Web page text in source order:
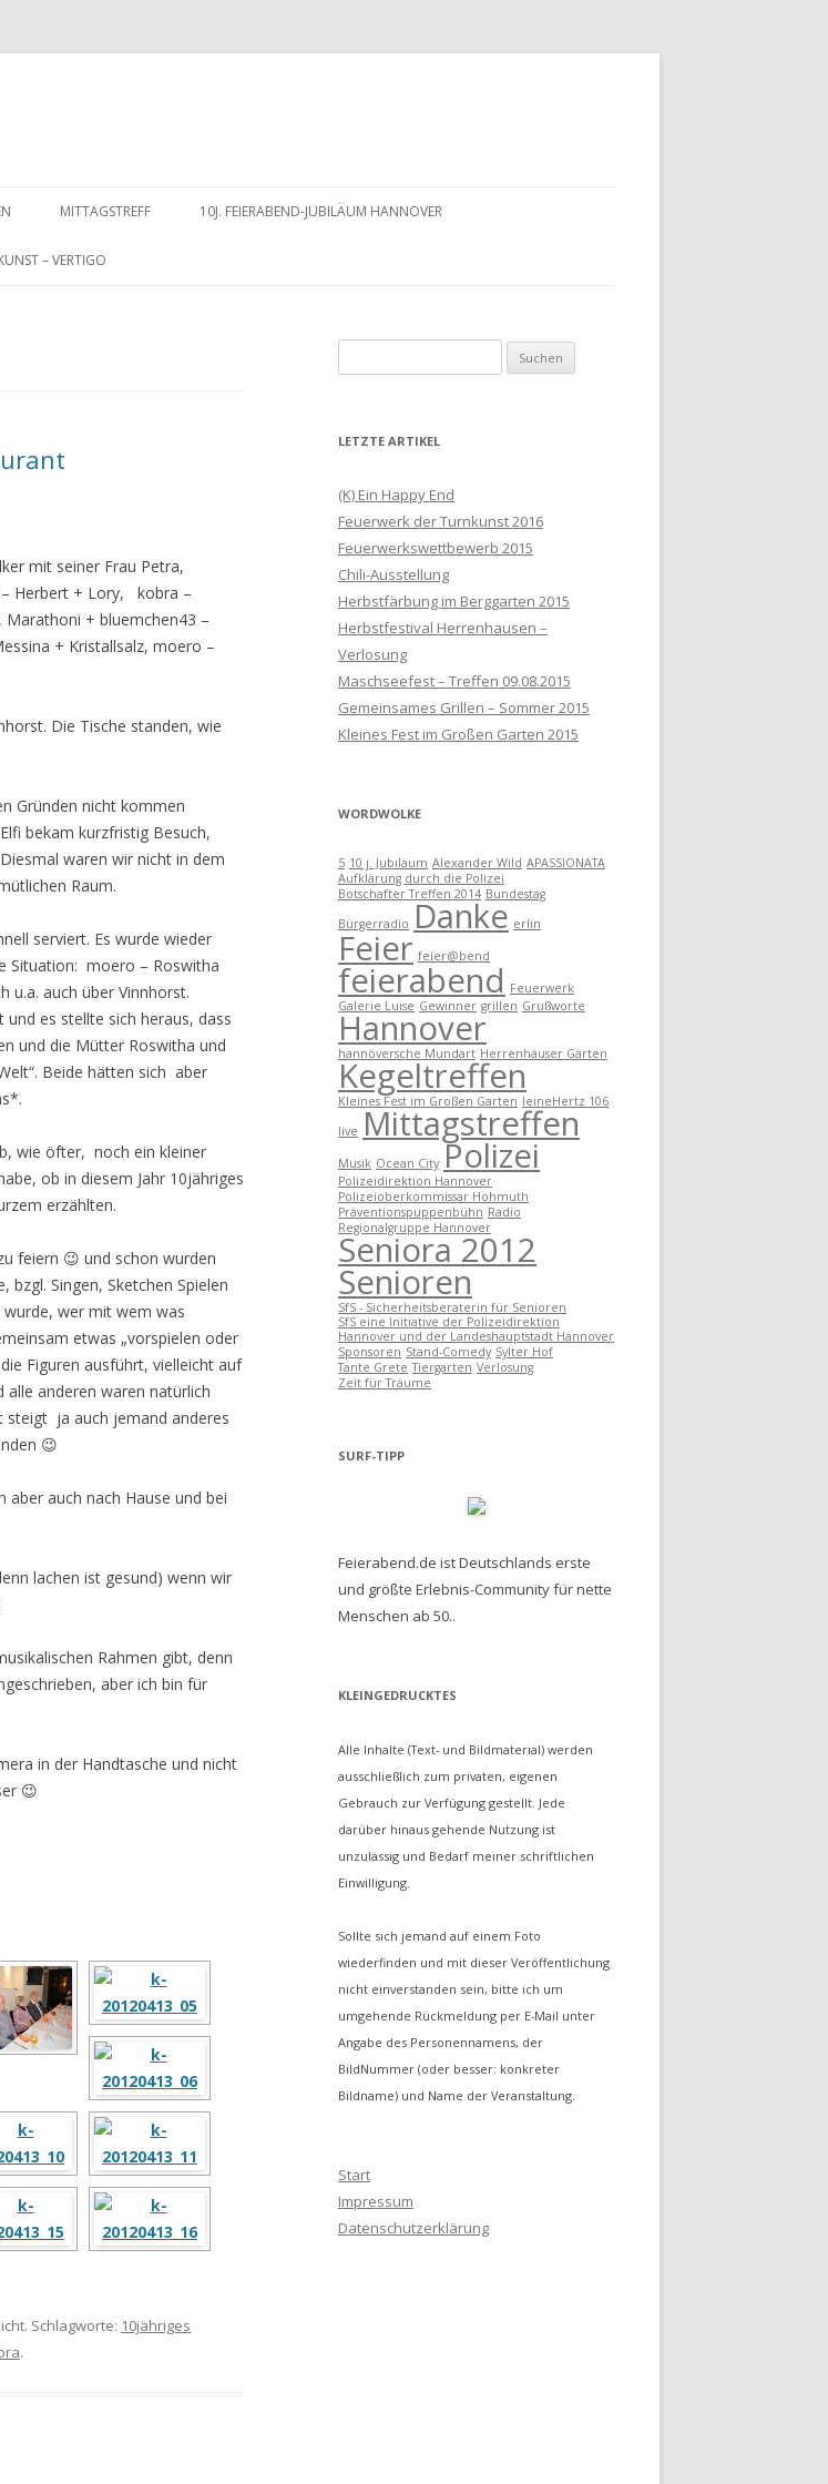
Inhalt
MITTAGSTREFF 10J. FEIERABEND-JUBILÄUM HANNOVER
– VERTIGO
mit seiner Frau Petra,
– Herbert + Lory, kobra –
+ bluemchen43 –
+ Kristallsalz, moero –
Die Tische standen, wie
Gründen nicht kommen
bekam kurzfristig Besuch,
waren wir nicht in dem
Raum.
serviert. Es wurde wieder
Situation: moero – Roswitha
u.a. auch über Vinnhorst.
es stellte sich heraus, dass
und die Mütter Roswitha und
Beide hätten sich aber
wie öfter, noch ein kleiner
ob in diesem Jahr 10jähriges
erzählten.
feiern 😉 und schon wurden
Singen, Sketchen Spielen
wurde, wer mit wem was
etwas „vorspielen oder
Figuren ausführt, vielleicht auf
anderen waren natürlich
steigt ja auch jemand anderes
😉
aber auch nach Hause und bei
lachen ist gesund) wenn wir
Rahmen gibt, denn
aber ich bin für
in der Handtasche und nicht
😉
Schlagworte: 10jähriges
.
nach:
LETZTE ARTIKEL
(K) Ein Happy End
Feuerwerk der Turnkunst 2016
Feuerwerkswettbewerb 2015
Chili-Ausstellung
Herbstfärbung im Berggarten 2015
Herbstfestival Herrenhausen –
Verlosung
Maschseefest – Treffen 09.08.2015
Gemeinsames Grillen – Sommer 2015
Kleines Fest im Großen Garten 2015
WORDWOLKE
5 10 j. Jubiläum Alexander Wild APASSIONATA
Aufklärung durch die Polizei
Botschafter Treffen 2014 Bundestag
Bürgerradio Danke erlin
Feier feier@bend
feierabend Feuerwerk
Galerie Luise Gewinner grillen Grußworte
Hannover
hannöversche Mundart Herrenhäuser Gärten
Kegeltreffen
Kleines Fest im Großen Garten leineHertz 106
live Mittagstreffen
Musik Ocean City Polizei
Polizeidirektion Hannover
Polizeioberkommissar Hohmuth
Präventionspuppenbühn Radio
Regionalgruppe Hannover
Seniora 2012
Senioren
SfS - Sicherheitsberaterin für Senioren
SfS eine Initiative der Polizeidirektion
Hannover und der Landeshauptstadt Hannover
Sponsoren Stand-Comedy Sylter Hof
Tante Grete Tiergarten Verlosung
Zeit für Träume
SURF-TIPP
Feierabend.de ist Deutschlands erste
und größte Erlebnis-Community für nette
Menschen ab 50..
KLEINGEDRUCKTES
Alle Inhalte (Text- und Bildmaterial) werden
ausschließlich zum privaten, eigenen
Gebrauch zur Verfügung gestellt. Jede
darüber hinaus gehende Nutzung ist
unzulässig und Bedarf meiner schriftlichen
Einwilligung.
Sollte sich jemand auf einem Foto
wiederfinden und mit dieser Veröffentlichung
nicht einverstanden sein, bitte ich um
umgehende Rückmeldung per E-Mail unter
Angabe des Personennamens, der
BildNummer (oder besser: konkreter
Bildname) und Name der Veranstaltung.
Start
Impressum
Datenschutzerklärung